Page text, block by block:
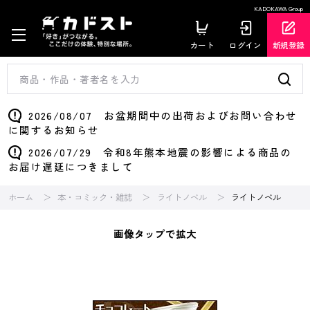
KADOKAWA Group
カート ログイン 新規登録
2026/08/07 お盆期間中の出荷およびお問い合わせ
に関するお知らせ
2026/07/29 令和8年熊本地震の影響による商品の
お届け遅延につきまして
ホーム 本・コミック・雑誌 ライトノベル ライトノベル
画像タップで拡大